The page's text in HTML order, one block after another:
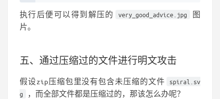
执行后便可以得到解压的 very_good_advice.jpg
图
片。
五、通过压缩过的文件进行明文攻击
假设zip压缩包里没有包含未压缩的文件
spiral.sv
g
，而全部文件都是压缩过的，那该怎么办呢？